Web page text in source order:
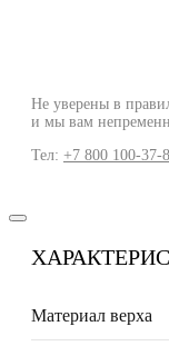
Не уверены в
и мы вам
Тел: +7 800 100-37-
Материал верха